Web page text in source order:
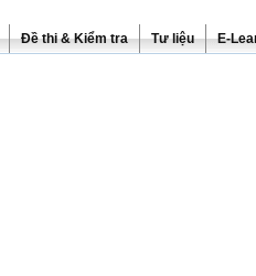
Đề thi & Kiểm tra Tư liệu E-